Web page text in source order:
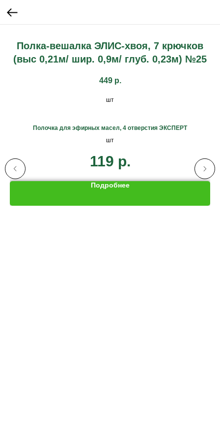
Полка-вешалка ЭЛИС-хвоя, 7 крючков
(выс 0,21м/ шир. 0,9м/ глуб. 0,23м) №25
449 р.
шт
Полочка для эфирных масел, 4 отверстия ЭКСПЕРТ
шт
119 р.
Подробнее